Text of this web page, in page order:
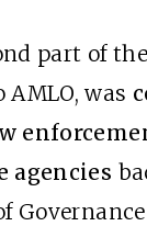
part of
was
agencies
Governance